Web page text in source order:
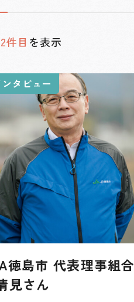
件目 を表示
タビュー
徳島市 代表理事組合
見さん